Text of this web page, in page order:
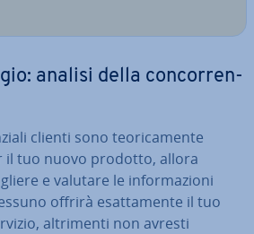
analisi della con­cor­ren­
clienti sono teo­ri­ca­men­te
il tuo nuovo prodotto, allora
e valutare le in­for­ma­zio­ni
offrirà esat­ta­men­te il tuo
al­tri­men­ti non avresti